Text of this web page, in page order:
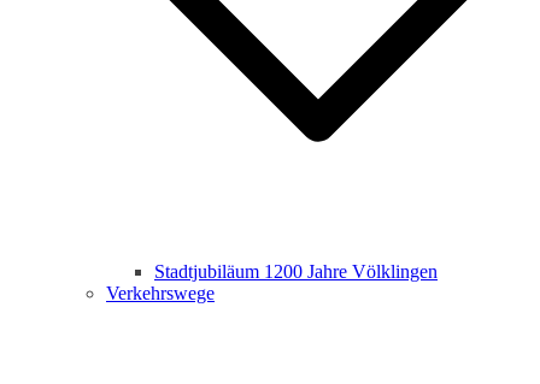
Stadtjubiläum 1200 Jahre Völklingen
Verkehrswege